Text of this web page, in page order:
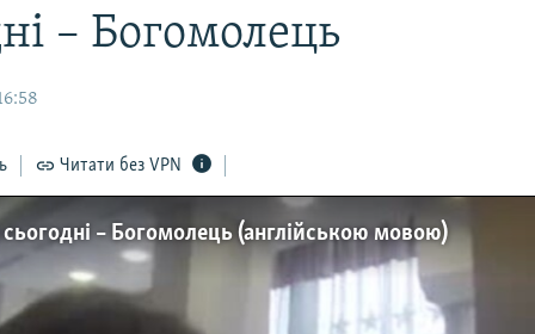
– Богомолець
Читати без VPN
– Богомолець (англійською мовою)